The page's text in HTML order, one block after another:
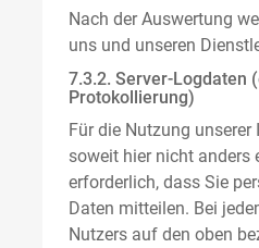
Nach der Auswertung
uns und unseren
7.3.2. Server-Logdaten
Protokollierung)
Für die Nutzung unserer
soweit hier nicht anders
erforderlich, dass Sie
Daten mitteilen. Bei
Nutzers auf den oben